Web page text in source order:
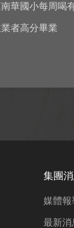
華國小每周喝
者高分畢業
集團
媒體報
最新消